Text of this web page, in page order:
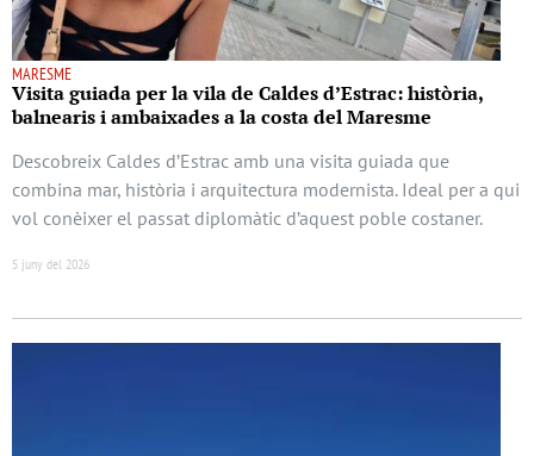
MARESME
Visita guiada per la vila de Caldes d’Estrac: història,
balnearis i ambaixades a la costa del Maresme
Descobreix Caldes d’Estrac amb una visita guiada que
combina mar, història i arquitectura modernista. Ideal per a qui
vol conèixer el passat diplomàtic d’aquest poble costaner.
5 juny del 2026